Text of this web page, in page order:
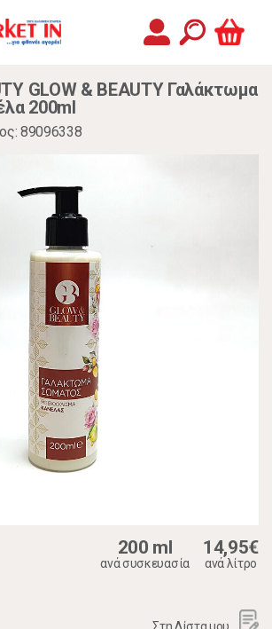
GLOW & BEAUTY Γαλάκτωμα
200ml
89096338
200 ml
ανά συσκευασία
14,95€
ανά λίτρο
Στη Λίστα μου